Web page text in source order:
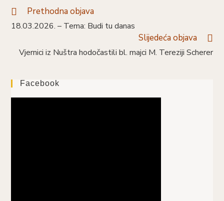
Prethodna objava
18.03.2026. – Tema: Budi tu danas
Slijedeća objava
Vjernici iz Nuštra hodočastili bl. majci M. Tereziji Scherer
Facebook